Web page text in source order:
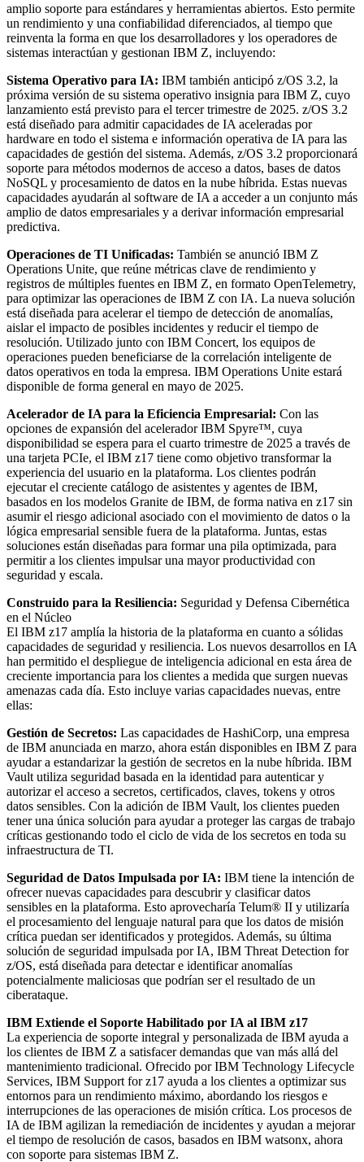
amplio soporte para estándares y herramientas abiertos. Esto permite
un rendimiento y una confiabilidad diferenciados, al tiempo que
reinventa la forma en que los desarrolladores y los operadores de
sistemas interactúan y gestionan IBM Z, incluyendo:
Sistema Operativo para IA: IBM también anticipó z/OS 3.2, la
próxima versión de su sistema operativo insignia para IBM Z, cuyo
lanzamiento está previsto para el tercer trimestre de 2025. z/OS 3.2
está diseñado para admitir capacidades de IA aceleradas por
hardware en todo el sistema e información operativa de IA para las
capacidades de gestión del sistema. Además, z/OS 3.2 proporcionará
soporte para métodos modernos de acceso a datos, bases de datos
NoSQL y procesamiento de datos en la nube híbrida. Estas nuevas
capacidades ayudarán al software de IA a acceder a un conjunto más
amplio de datos empresariales y a derivar información empresarial
predictiva.
Operaciones de TI Unificadas: También se anunció IBM Z
Operations Unite, que reúne métricas clave de rendimiento y
registros de múltiples fuentes en IBM Z, en formato OpenTelemetry,
para optimizar las operaciones de IBM Z con IA. La nueva solución
está diseñada para acelerar el tiempo de detección de anomalías,
aislar el impacto de posibles incidentes y reducir el tiempo de
resolución. Utilizado junto con IBM Concert, los equipos de
operaciones pueden beneficiarse de la correlación inteligente de
datos operativos en toda la empresa. IBM Operations Unite estará
disponible de forma general en mayo de 2025.
Acelerador de IA para la Eficiencia Empresarial: Con las
opciones de expansión del acelerador IBM Spyre™, cuya
disponibilidad se espera para el cuarto trimestre de 2025 a través de
una tarjeta PCIe, el IBM z17 tiene como objetivo transformar la
experiencia del usuario en la plataforma. Los clientes podrán
ejecutar el creciente catálogo de asistentes y agentes de IBM,
basados en los modelos Granite de IBM, de forma nativa en z17 sin
asumir el riesgo adicional asociado con el movimiento de datos o la
lógica empresarial sensible fuera de la plataforma. Juntas, estas
soluciones están diseñadas para formar una pila optimizada, para
permitir a los clientes impulsar una mayor productividad con
seguridad y escala.
Construido para la Resiliencia: Seguridad y Defensa Cibernética
en el Núcleo
El IBM z17 amplía la historia de la plataforma en cuanto a sólidas
capacidades de seguridad y resiliencia. Los nuevos desarrollos en IA
han permitido el despliegue de inteligencia adicional en esta área de
creciente importancia para los clientes a medida que surgen nuevas
amenazas cada día. Esto incluye varias capacidades nuevas, entre
ellas:
Gestión de Secretos: Las capacidades de HashiCorp, una empresa
de IBM anunciada en marzo, ahora están disponibles en IBM Z para
ayudar a estandarizar la gestión de secretos en la nube híbrida. IBM
Vault utiliza seguridad basada en la identidad para autenticar y
autorizar el acceso a secretos, certificados, claves, tokens y otros
datos sensibles. Con la adición de IBM Vault, los clientes pueden
tener una única solución para ayudar a proteger las cargas de trabajo
críticas gestionando todo el ciclo de vida de los secretos en toda su
infraestructura de TI.
Seguridad de Datos Impulsada por IA: IBM tiene la intención de
ofrecer nuevas capacidades para descubrir y clasificar datos
sensibles en la plataforma. Esto aprovecharía Telum® II y utilizaría
el procesamiento del lenguaje natural para que los datos de misión
crítica puedan ser identificados y protegidos. Además, su última
solución de seguridad impulsada por IA, IBM Threat Detection for
z/OS, está diseñada para detectar e identificar anomalías
potencialmente maliciosas que podrían ser el resultado de un
ciberataque.
IBM Extiende el Soporte Habilitado por IA al IBM z17
La experiencia de soporte integral y personalizada de IBM ayuda a
los clientes de IBM Z a satisfacer demandas que van más allá del
mantenimiento tradicional. Ofrecido por IBM Technology Lifecycle
Services, IBM Support for z17 ayuda a los clientes a optimizar sus
entornos para un rendimiento máximo, abordando los riesgos e
interrupciones de las operaciones de misión crítica. Los procesos de
IA de IBM agilizan la remediación de incidentes y ayudan a mejorar
el tiempo de resolución de casos, basados en IBM watsonx, ahora
con soporte para sistemas IBM Z.